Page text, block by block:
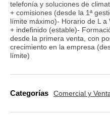
telefonía y soluciones de
+ comisiones (desde la 1ª
límite máximo)- Horario de L
+ indefinido (estable)-
desde la primera venta, con
crecimiento en la empresa
límite)
Categorías Comercial y